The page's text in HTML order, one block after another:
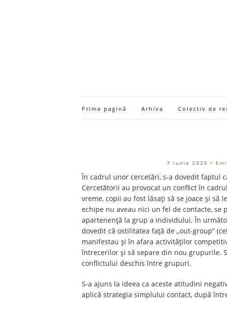
Prima pagină Arhiva Colectiv de
7 iunie 2020 •
În cadrul unor cercetări, s-a dovedit faptul
Cercetătorii au provocat un conflict în
vreme, copii au fost lăsați să se joace și
echipe nu aveau nici un fel de contacte,
apartenență la grup a individului. În
dovedit că ostilitatea față de „out-group”
manifestau și în afara activităților
întrecerilor și să separe din nou grupurile.
conflictului deschis între grupuri.
S-a ajuns la ideea ca aceste atitudini
aplică strategia simplului contact, după